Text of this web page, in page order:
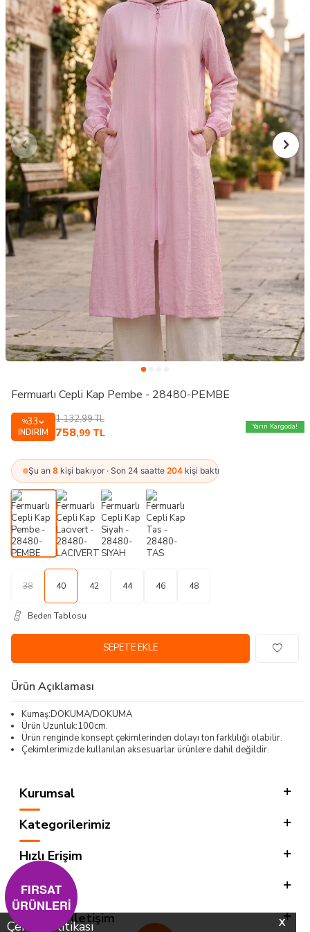
X
Çerez Politikası
Fermuarlı Cepli Kap Pembe - 28480-PEMBE
%33
İNDIRIM
1.132,99TL
758,99 TL
Yarın Kargoda!
Şu an 8 kişi bakıyor · Son 24 saatte 204 kişi baktı
38 40 42 44 46 48
Beden Tablosu
SEPETE EKLE
Ürün Açıklaması
Kumaş:DOKUMA/DOKUMA
Ürün Uzunluk:100cm.
Ürün renginde konsept çekimlerinden dolayı ton farklılığı olabilir.
Çekimlerimizde kullanılan aksesuarlar ürünlere dahil değildir.
Kurumsal
Kategorilerimiz
Hızlı Erişim
Sosyal
Adres & İletişim
FIRSAT
ÜRÜNLERİ